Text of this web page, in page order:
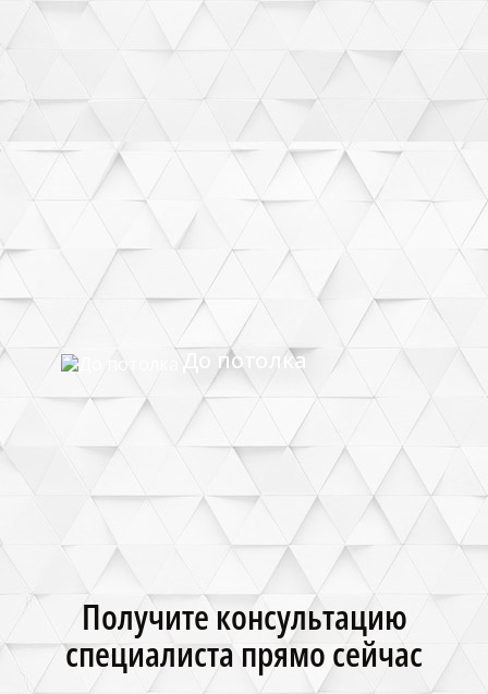
До потолка
Получите консультацию
специалиста прямо сейчас